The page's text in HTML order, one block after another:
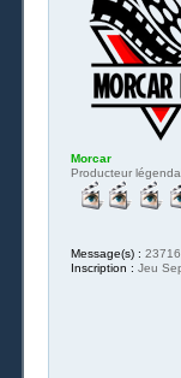
Morcar
Producteur
Message(s) : 23716
Inscription : Jeu